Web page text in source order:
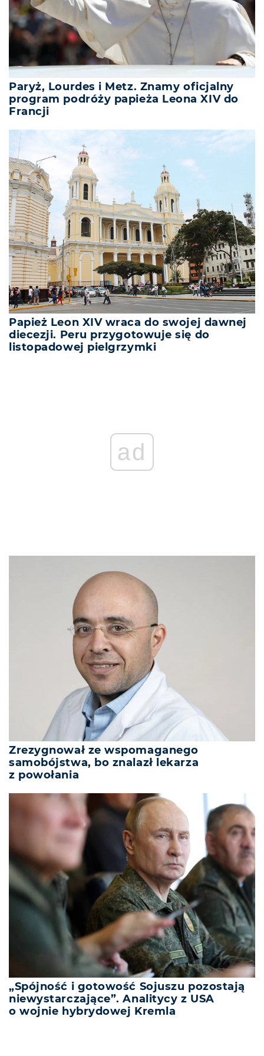
Paryż, Lourdes i Metz. Znamy oficjalny
program podróży papieża Leona XIV do
Francji
Papież Leon XIV wraca do swojej dawnej
diecezji. Peru przygotowuje się do
listopadowej pielgrzymki
ad
Zrezygnował ze wspomaganego
samobójstwa, bo znalazł lekarza
z powołania
„Spójność i gotowość Sojuszu pozostają
niewystarczające”. Analitycy z USA
o wojnie hybrydowej Kremla